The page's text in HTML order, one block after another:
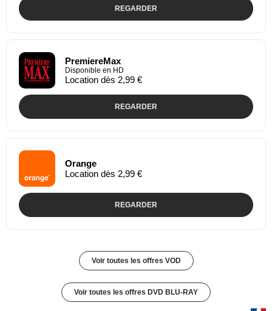
REGARDER
PremiereMax
Disponible en HD
Location dès 2,99 €
REGARDER
Orange
Location dès 2,99 €
REGARDER
Voir toutes les offres VOD
Voir toutes les offres DVD BLU-RAY